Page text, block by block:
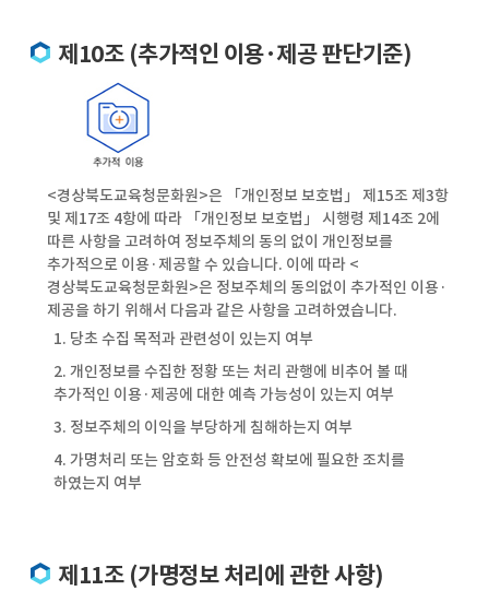
제10조 (추가적인 이용·제공 판단기준)
<경상북도교육청문화원>은 「개인정보 보호법」 제15조 제3항
및 제17조 4항에 따라 「개인정보 보호법」 시행령 제14조 2에
따른 사항을 고려하여 정보주체의 동의 없이 개인정보를
추가적으로 이용·제공할 수 있습니다. 이에 따라 <
경상북도교육청문화원>은 정보주체의 동의없이 추가적인 이용·
제공을 하기 위해서 다음과 같은 사항을 고려하였습니다.
1. 당초 수집 목적과 관련성이 있는지 여부
2. 개인정보를 수집한 정황 또는 처리 관행에 비추어 볼 때
추가적인 이용·제공에 대한 예측 가능성이 있는지 여부
3. 정보주체의 이익을 부당하게 침해하는지 여부
4. 가명처리 또는 암호화 등 안전성 확보에 필요한 조치를
하였는지 여부
제11조 (가명정보 처리에 관한 사항)